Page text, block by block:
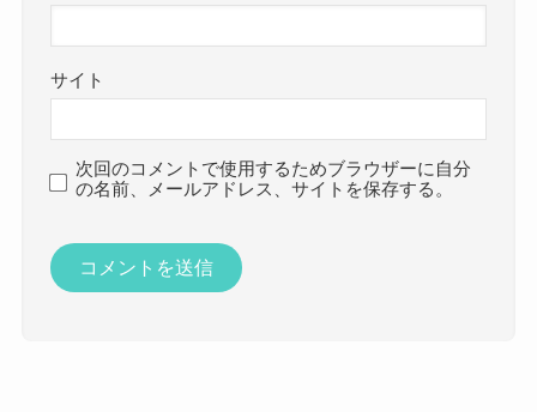
サイト
次回のコメントで使用するためブラウザーに自分
の名前、メールアドレス、サイトを保存する。